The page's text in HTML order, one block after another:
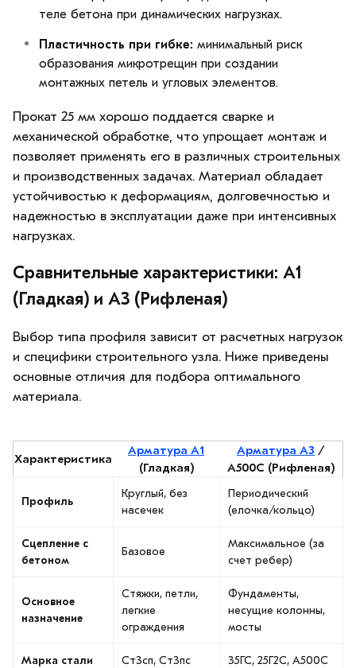
теле бетона при динамических нагрузках.
Пластичность при гибке: минимальный риск
образования микротрещин при создании
монтажных петель и угловых элементов.
Прокат 25 мм хорошо поддается сварке и
механической обработке, что упрощает монтаж и
позволяет применять его в различных строительных
и производственных задачах. Материал обладает
устойчивостью к деформациям, долговечностью и
надежностью в эксплуатации даже при интенсивных
нагрузках.
Сравнительные характеристики: А1
(Гладкая) и А3 (Рифленая)
Выбор типа профиля зависит от расчетных нагрузок
и специфики строительного узла. Ниже приведены
основные отличия для подбора оптимального
материала.
Характеристика
Арматура А1
(Гладкая)
Арматура А3 /
А500С (Рифленая)
Профиль
Круглый, без
насечек
Периодический
(елочка/кольцо)
Сцепление с
бетоном
Базовое
Максимальное (за
счет ребер)
Основное
назначение
Стяжки, петли,
легкие
ограждения
Фундаменты,
несущие колонны,
мосты
Марка стали Ст3сп, Ст3пс 35ГС, 25Г2С, А500С